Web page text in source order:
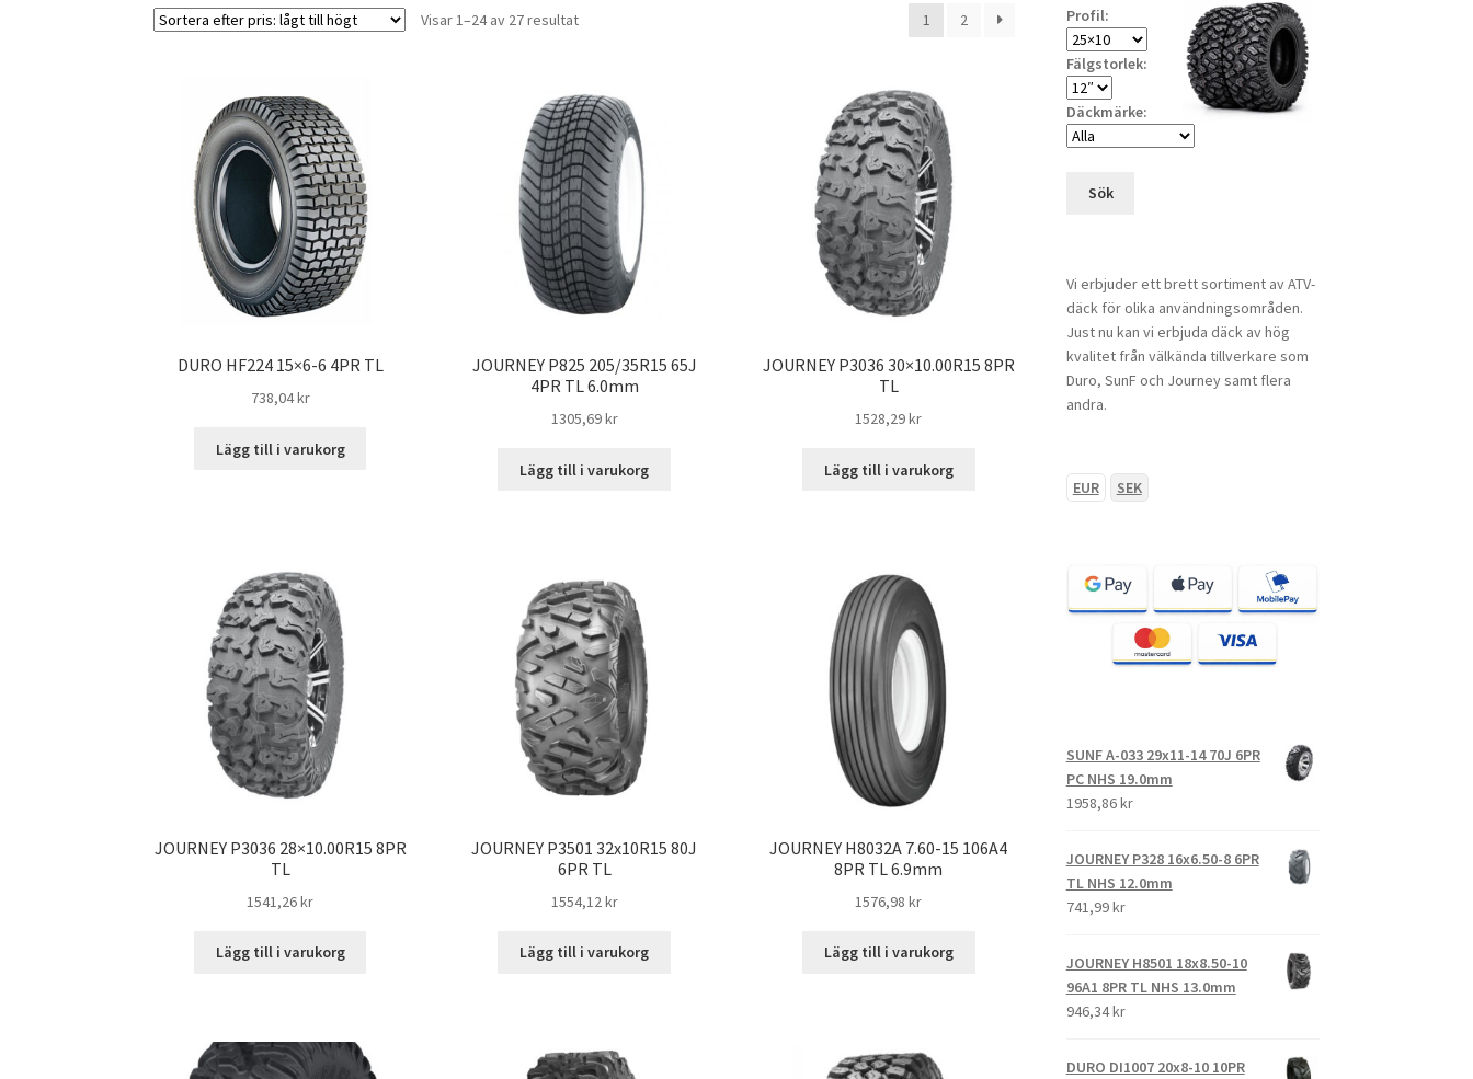
Visar 1–24 av 27 resultatSorterade
lågt
till
högt
1 2
DURO HF224 15×6-6 4PR TL
738,04 kr
Lägg till i varukorg
JOURNEY P825 205/35R15 65J
4PR TL 6.0mm
1305,69 kr
Lägg till i varukorg
JOURNEY P3036 30×10.00R15 8PR
TL
1528,29 kr
Lägg till i varukorg
JOURNEY P3036 28×10.00R15 8PR
TL
1541,26 kr
Lägg till i varukorg
JOURNEY P3501 32x10R15 80J
6PR TL
1554,12 kr
Lägg till i varukorg
JOURNEY H8032A 7.60-15 106A4
8PR TL 6.9mm
1576,98 kr
Lägg till i varukorg
Profil:
Fälgstorlek:
Däckmärke:
Sök
Vi erbjuder ett brett sortiment av ATV-
däck för olika användningsområden.
Just nu kan vi erbjuda däck av hög
kvalitet från välkända tillverkare som
Duro, SunF och Journey samt flera
andra.
EUR SEK
SUNF A-033 29x11-14 70J 6PR
PC NHS 19.0mm
1958,86 kr
JOURNEY P328 16x6.50-8 6PR
TL NHS 12.0mm
741,99 kr
JOURNEY H8501 18x8.50-10
96A1 8PR TL NHS 13.0mm
946,34 kr
DURO DI1007 20x8-10 10PR